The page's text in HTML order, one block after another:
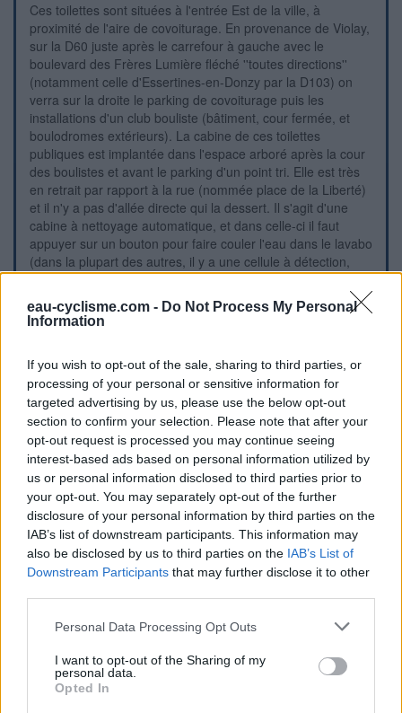
eau-cyclisme.com - Do Not Process My Personal
Information
If you wish to opt-out of the sale, sharing to third parties, or
processing of your personal or sensitive information for
targeted advertising by us, please use the below opt-out
section to confirm your selection. Please note that after your
opt-out request is processed you may continue seeing
interest-based ads based on personal information utilized by
us or personal information disclosed to third parties prior to
your opt-out. You may separately opt-out of the further
disclosure of your personal information by third parties on the
IAB’s list of downstream participants. This information may
also be disclosed by us to third parties on the IAB’s List of
Downstream Participants that may further disclose it to other
Personal Data Processing Opt Outs
I want to opt-out of the Sharing of my
personal data.
Opted In
Ces toilettes sont situées à l'entrée Est de la ville, à
proximité de l'aire de covoiturage. En provenance de Violay,
sur la D60 juste après le carrefour à gauche avec le
boulevard des Frères Lumière fléché ''toutes directions''
(notamment celle d'Essertines-en-Donzy par la D103) on
verra sur la droite le parking de covoiturage puis les
installations d'un club bouliste (bâtiment, cour fermée, et
boulodromes extérieurs). La cabine de ces toilettes
publiques est implantée dans l'espace arboré après la cour
des boulistes et avant le parking d'un point tri. Elle est très
en retrait par rapport à la rue (nommée place de la Liberté)
et il n'y a pas d'allée directe qui la dessert. Il s'agit d'une
cabine à nettoyage automatique, et dans celle-ci il faut
appuyer sur un bouton pour faire couler l'eau dans le lavabo
(dans la plupart des autres, il y a une cellule à détection,
susceptible de tomber en panne).
Repères visuels